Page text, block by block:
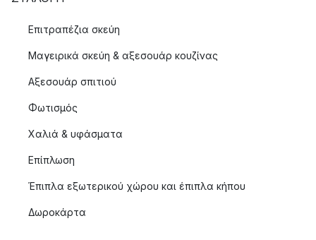
Επιτραπέζια σκεύη
Μαγειρικά σκεύη & αξεσουάρ κουζίνας
Αξεσουάρ σπιτιού
Φωτισμός
Χαλιά & υφάσματα
Επίπλωση
Έπιπλα εξωτερικού χώρου και έπιπλα κήπου
Δωροκάρτα